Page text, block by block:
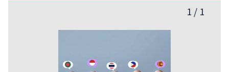
1 / 1